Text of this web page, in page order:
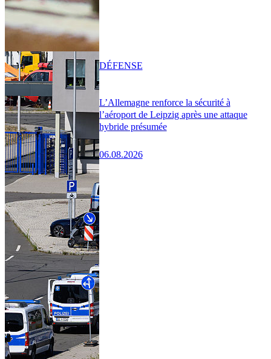
L’Allemagne renforce la sécurité à
l’aéroport de Leipzig après une attaque
hybride présumée
06.08.2026
DÉFENSE